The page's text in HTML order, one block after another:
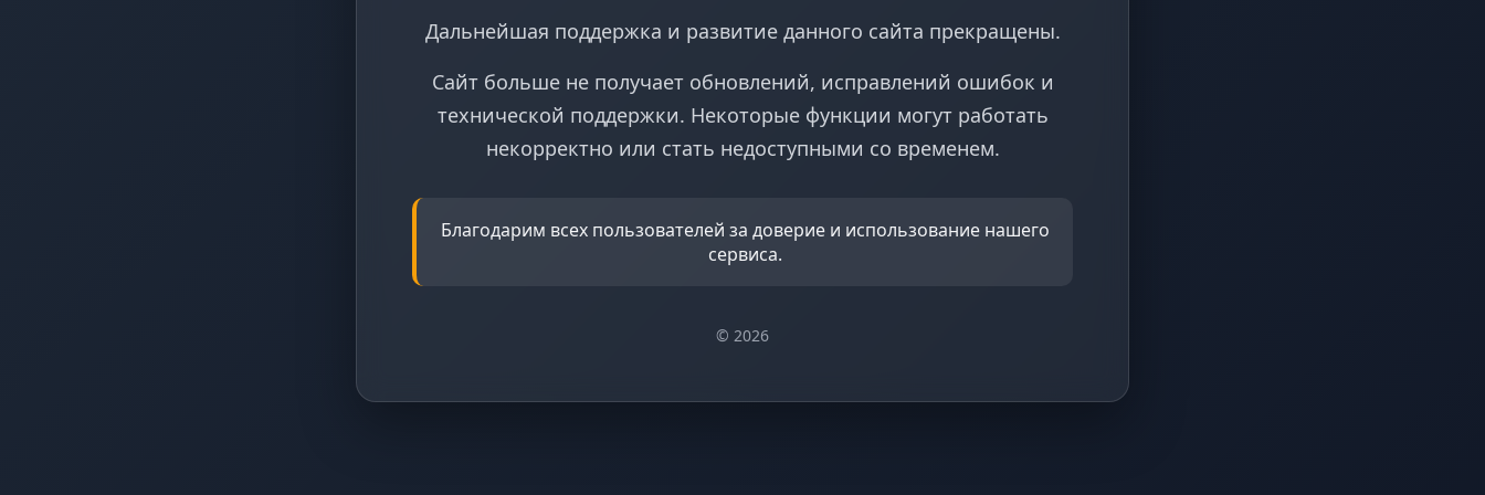
Дальнейшая поддержка и развитие данного сайта прекращены.
Сайт больше не получает обновлений, исправлений ошибок и
технической поддержки. Некоторые функции могут работать
некорректно или стать недоступными со временем.
Благодарим всех пользователей за доверие и использование нашего
сервиса.
© 2026